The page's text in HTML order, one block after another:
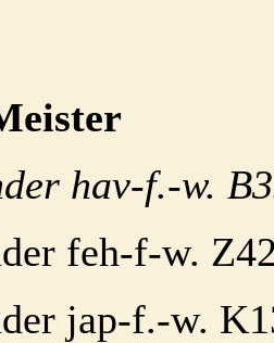
hav-f.-w.
feh-f-w.
jap-f.-w.